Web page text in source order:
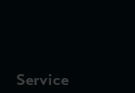
Service